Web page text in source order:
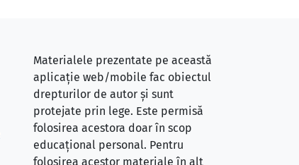
Materialele prezentate pe această
aplicație web/mobile fac obiectul
drepturilor de autor și sunt
protejate prin lege. Este permisă
folosirea acestora doar în scop
educațional personal. Pentru
folosirea acestor materiale în alt